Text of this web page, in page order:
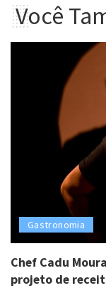
Você
Gastronomia
Chef Cadu
projeto de